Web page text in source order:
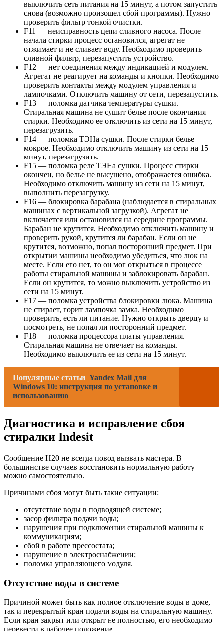
выключить сеть питания на 15 минут, а потом запустить
снова (возможно произошел сбой программы). Нужно
проверить фильтр тонкой очистки.
F11 — неисправность цепи сливного насоса. После
начала стирки процесс остановился, агрегат не
отжимает и не сливает воду. Необходимо проверить
сливной фильтр, перезапустить устройство.
F12 — нет соединения между индикацией и модулем.
Агрегат не реагирует на команды и кнопки. Необходимо
проверить контакты между модулем управления и
лампочками. Отключить машину от сети, перезапустить.
F13 — поломка датчика температуры сушки.
Стиральная машина не сушит белье после окончания
стирки. Необходимо ее отключить из сети на 15 минут,
перезагрузить.
F14 — поломка ТЭНа сушки. После стирки белье
мокрое. Необходимо отключить машину из сети на 15
минут, перезагрузить.
F15 — поломка реле ТЭНа сушки. Процесс стирки
окончен, но белье не высушено, отображается ошибка.
Необходимо отключить машину из сети на 15 минут,
выполнить перезагрузку.
F16 — блокировка барабана (наблюдается в стиральных
машинах с вертикальной загрузкой). Агрегат не
включается или остановился на середине программы.
Барабан не крутится. Необходимо отключить машину и
проверить рукой, крутится ли барабан. Если он не
крутится, возможно, попал посторонний предмет. При
открытии машины необходимо убедиться, что люк на
месте. Если его нет, то он мог открыться в процессе
работы стиральной машины и заблокировать барабан.
Если он крутится, то можно выключить устройство из
сети на 15 минут.
F17 — поломка устройства блокировки люка. Машина
не стирает, горит лампочка замка. Необходимо
проверить, есть ли питание. Нужно открыть дверцу и
посмотреть, не попал ли посторонний предмет.
F18 — поломка процессора платы управления.
Стиральная машина не отвечает на команды.
Необходимо выключить ее из сети на 15 минут.
Популярные статьи Yandex Mail для
Windows 10: инструкция по установке и
использованию
Диагностика и исправление сбоя
стиралки Indesit
Сообщение H20 не всегда повод вызвать мастера. В
большинстве случаев восстановить нормальную работу
можно самостоятельно.
Причинами сбоя могут быть такие ситуации:
отсутствие воды в подводящей системе;
засор фильтра подачи воды;
нарушения при подключении стиральной машины к
коммуникациям;
сбой в работе прессостата;
нарушение в электроснабжении;
поломка управляющего модуля.
Отсутствие воды в системе
Причиной может быть как полное отключение воды в доме,
так и перекрытый кран подачи воды на стиральную машину.
Если кран закрыт или открыт не полностью, его необходимо
перевести в рабочее положение.